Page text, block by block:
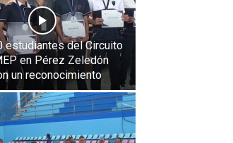
estudiantes del Circuito
en Pérez Zeledón
un reconocimiento